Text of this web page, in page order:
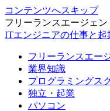
コンテンツへスキップ
フリーランスエージェ
ITエンジニアの仕事と起
フリーランスエー
業界知識
プログラミングス
独立・起業
パソコン